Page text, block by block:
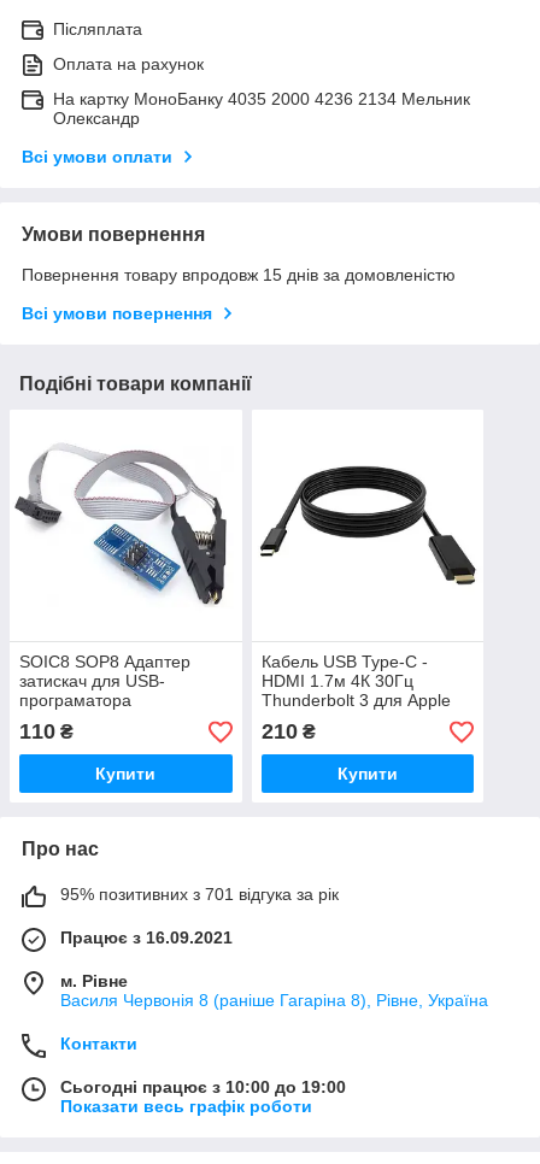
Післяплата
Оплата на рахунок
На картку МоноБанку 4035 2000 4236 2134 Мельник
Олександр
Всі умови оплати
Умови повернення
Повернення товару впродовж 15 днів за домовленістю
Всі умови повернення
Подібні товари компанії
SOIC8 SOP8 Адаптер
затискач для USB-
програматора
110 ₴
Купити
Кабель USB Type-C -
HDMI 1.7м 4К 30Гц
Thunderbolt 3 для Apple
MacBook
210₴
Купити
Про нас
95% позитивних з 701 відгука за рік
Працює з 16.09.2021
м. Рівне
Василя Червонія 8 (раніше Гагаріна 8), Рівне, Україна
Контакти
Сьогодні працює з 10:00 до 19:00
Показати весь графік роботи